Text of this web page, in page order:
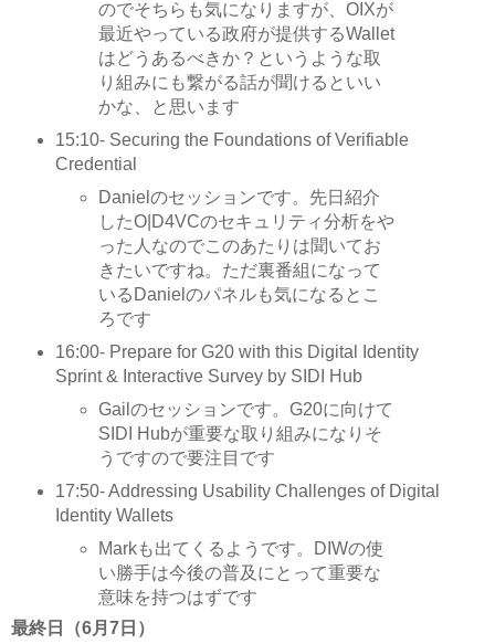
のでそちらも気になりますが、OIXが
最近やっている政府が提供するWallet
はどうあるべきか？というような取
り組みにも繋がる話が聞けるといい
かな、と思います
15:10- Securing the Foundations of Verifiable
Credential
Danielのセッションです。先日紹介
したO|D4VCのセキュリティ分析をや
った人なのでこのあたりは聞いてお
きたいですね。ただ裏番組になって
いるDanielのパネルも気になるとこ
ろです
16:00- Prepare for G20 with this Digital Identity
Sprint & Interactive Survey by SIDI Hub
Gailのセッションです。G20に向けて
SIDI Hubが重要な取り組みになりそ
うですので要注目です
17:50- Addressing Usability Challenges of Digital
Identity Wallets
Markも出てくるようです。DIWの使
い勝手は今後の普及にとって重要な
意味を持つはずです
最終日（6月7日）